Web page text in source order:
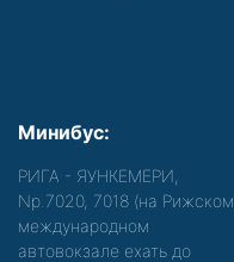
Минибус:
РИГА - ЯУНКЕМЕРИ,
Nр.7020, 7018 (на Рижском
международном
автовокзале ехать до